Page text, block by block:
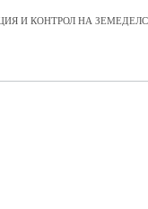
И КОНТРОЛ НА